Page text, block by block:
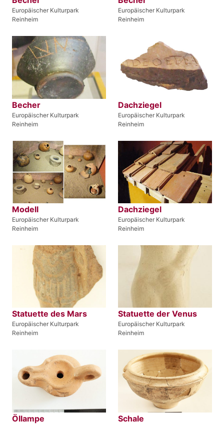
Europäischer Kulturpark
Reinheim
Europäischer Kulturpark
Reinheim
Becher
Europäischer Kulturpark
Reinheim
Dachziegel
Europäischer Kulturpark
Reinheim
Modell
Europäischer Kulturpark
Reinheim
Dachziegel
Europäischer Kulturpark
Reinheim
Statuette des Mars
Europäischer Kulturpark
Reinheim
Statuette der Venus
Europäischer Kulturpark
Reinheim
Öllampe Schale